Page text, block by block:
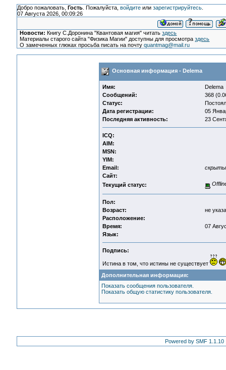
Добро пожаловать, Гость. Пожалуйста, войдитеили зарегистрируйтесь.
07 Августа 2026, 00:09:26
Новости: Книгу С.Доронина "Квантовая магия" читатьздесь
Материалы старого сайта "Физика Магии" доступны для просмотраздесь
О замеченных глюках просьба писать на почтуquantmag@mail.ru
Основная информация - Delema
Имя:
Delema
Сообщений:
368
Статус:
Дата регистрации:
05
Последняя активность:
23
ICQ:
AIM:
MSN:
YIM:
Email:
Сайт:
Текущий статус:
Пол:
Возраст:
не
Расположение:
Время:
07
Язык:
Подпись:
Истина в том, что истины не существует
Дополнительная информация:
Показать сообщения пользователя.
Показать общую статистику пользователя.
Powered by SMF 1.1.10